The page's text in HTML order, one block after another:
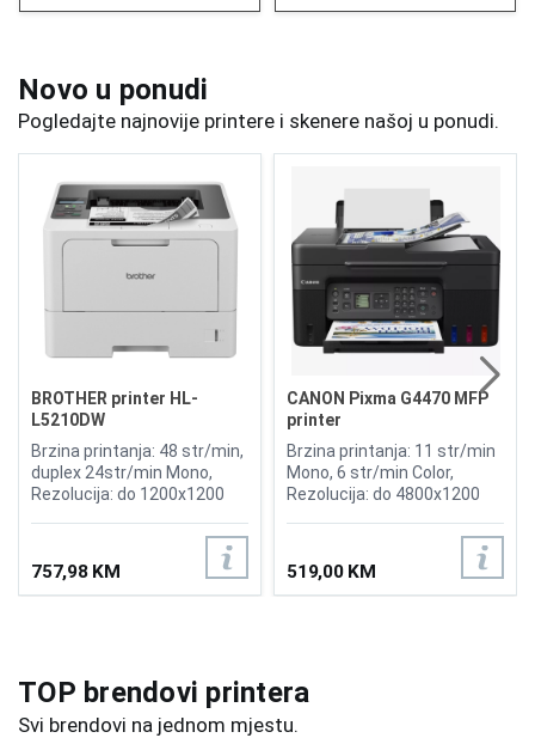
Novo u ponudi
Pogledajte najnovije printere i skenere našoj u ponudi.
BROTHER printer HL-
L5210DW
Brzina printanja: 48 str/min,
duplex 24str/min Mono,
Rezolucija: do 1200x1200
757,98 KM
CANON Pixma G4470 MFP
printer
Brzina printanja: 11 str/min
Mono, 6 str/min Color,
Rezolucija: do 4800x1200
Skener, Kompatibilno sa
CANON tinta GI-41BK BLACK,
GI-41C CYAN, GI-41M
MAGENTA, GI-41Y YELLOW
519,00 KM
TOP brendovi printera
Svi brendovi na jednom mjestu.